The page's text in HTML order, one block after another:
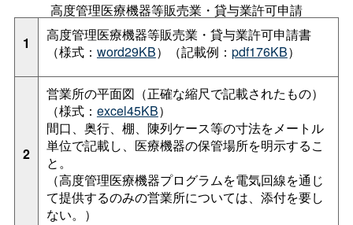
高度管理医療機器等販売業・貸与業許可申請
1
高度管理医療機器等販売業・貸与業許可申請書
（様式： word29KB）（記載例： pdf176KB）
2
営業所の平面図（正確な縮尺で記載されたもの）
（様式： excel45KB）
間口、奥行、棚、陳列ケース等の寸法をメートル
単位で記載し、医療機器の保管場所を明示するこ
と。
（高度管理医療機器プログラムを電気回線を通じ
て提供するのみの営業所については、添付を要し
ない。）